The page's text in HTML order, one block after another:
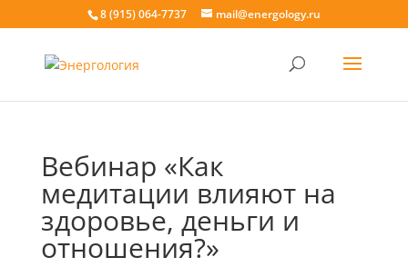
8 (915) 064-7737 mail@energology.ru
Вебинар «Как
медитации влияют на
здоровье, деньги и
отношения?»